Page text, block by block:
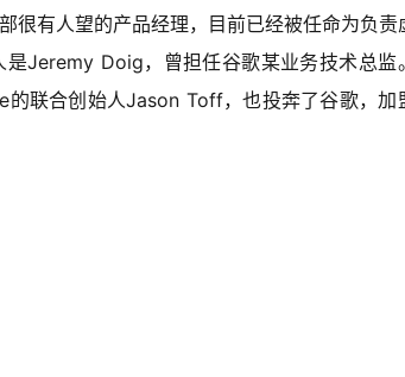
很有人望的产品经理，目前已经被任命为负责
Jeremy Doig，曾担任谷歌某业务技术总监
联合创始人Jason Toff，也投奔了谷歌，加